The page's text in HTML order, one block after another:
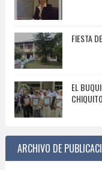
FIESTA
EL
ARCHIVO DE